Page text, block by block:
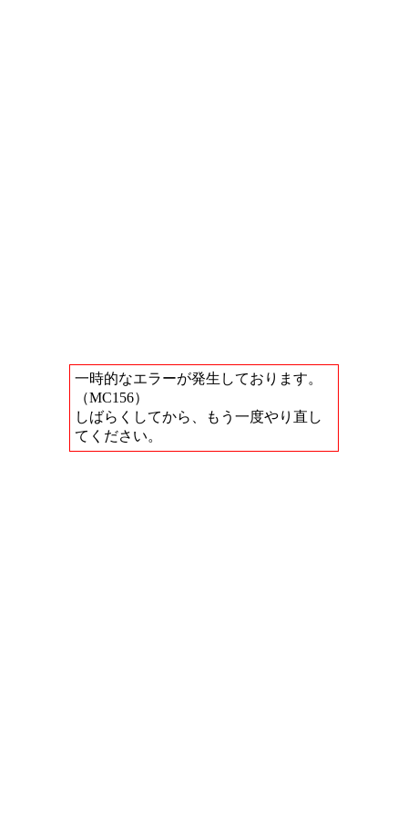
一時的なエラーが発生しております。
（MC156）
しばらくしてから、もう一度やり直し
てください。